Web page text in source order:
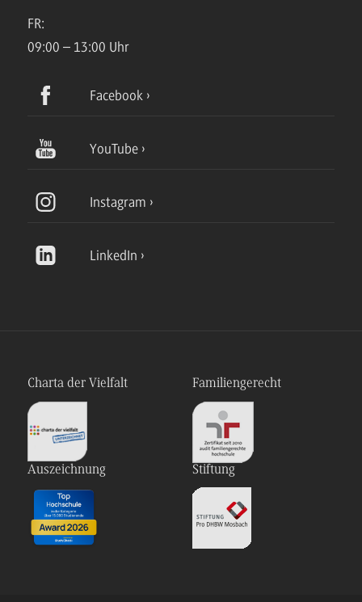
FR:
09:00 – 13:00 Uhr
Facebook
YouTube
Instagram
LinkedIn
Charta der Vielfalt Familiengerecht
Auszeichnung Stiftung